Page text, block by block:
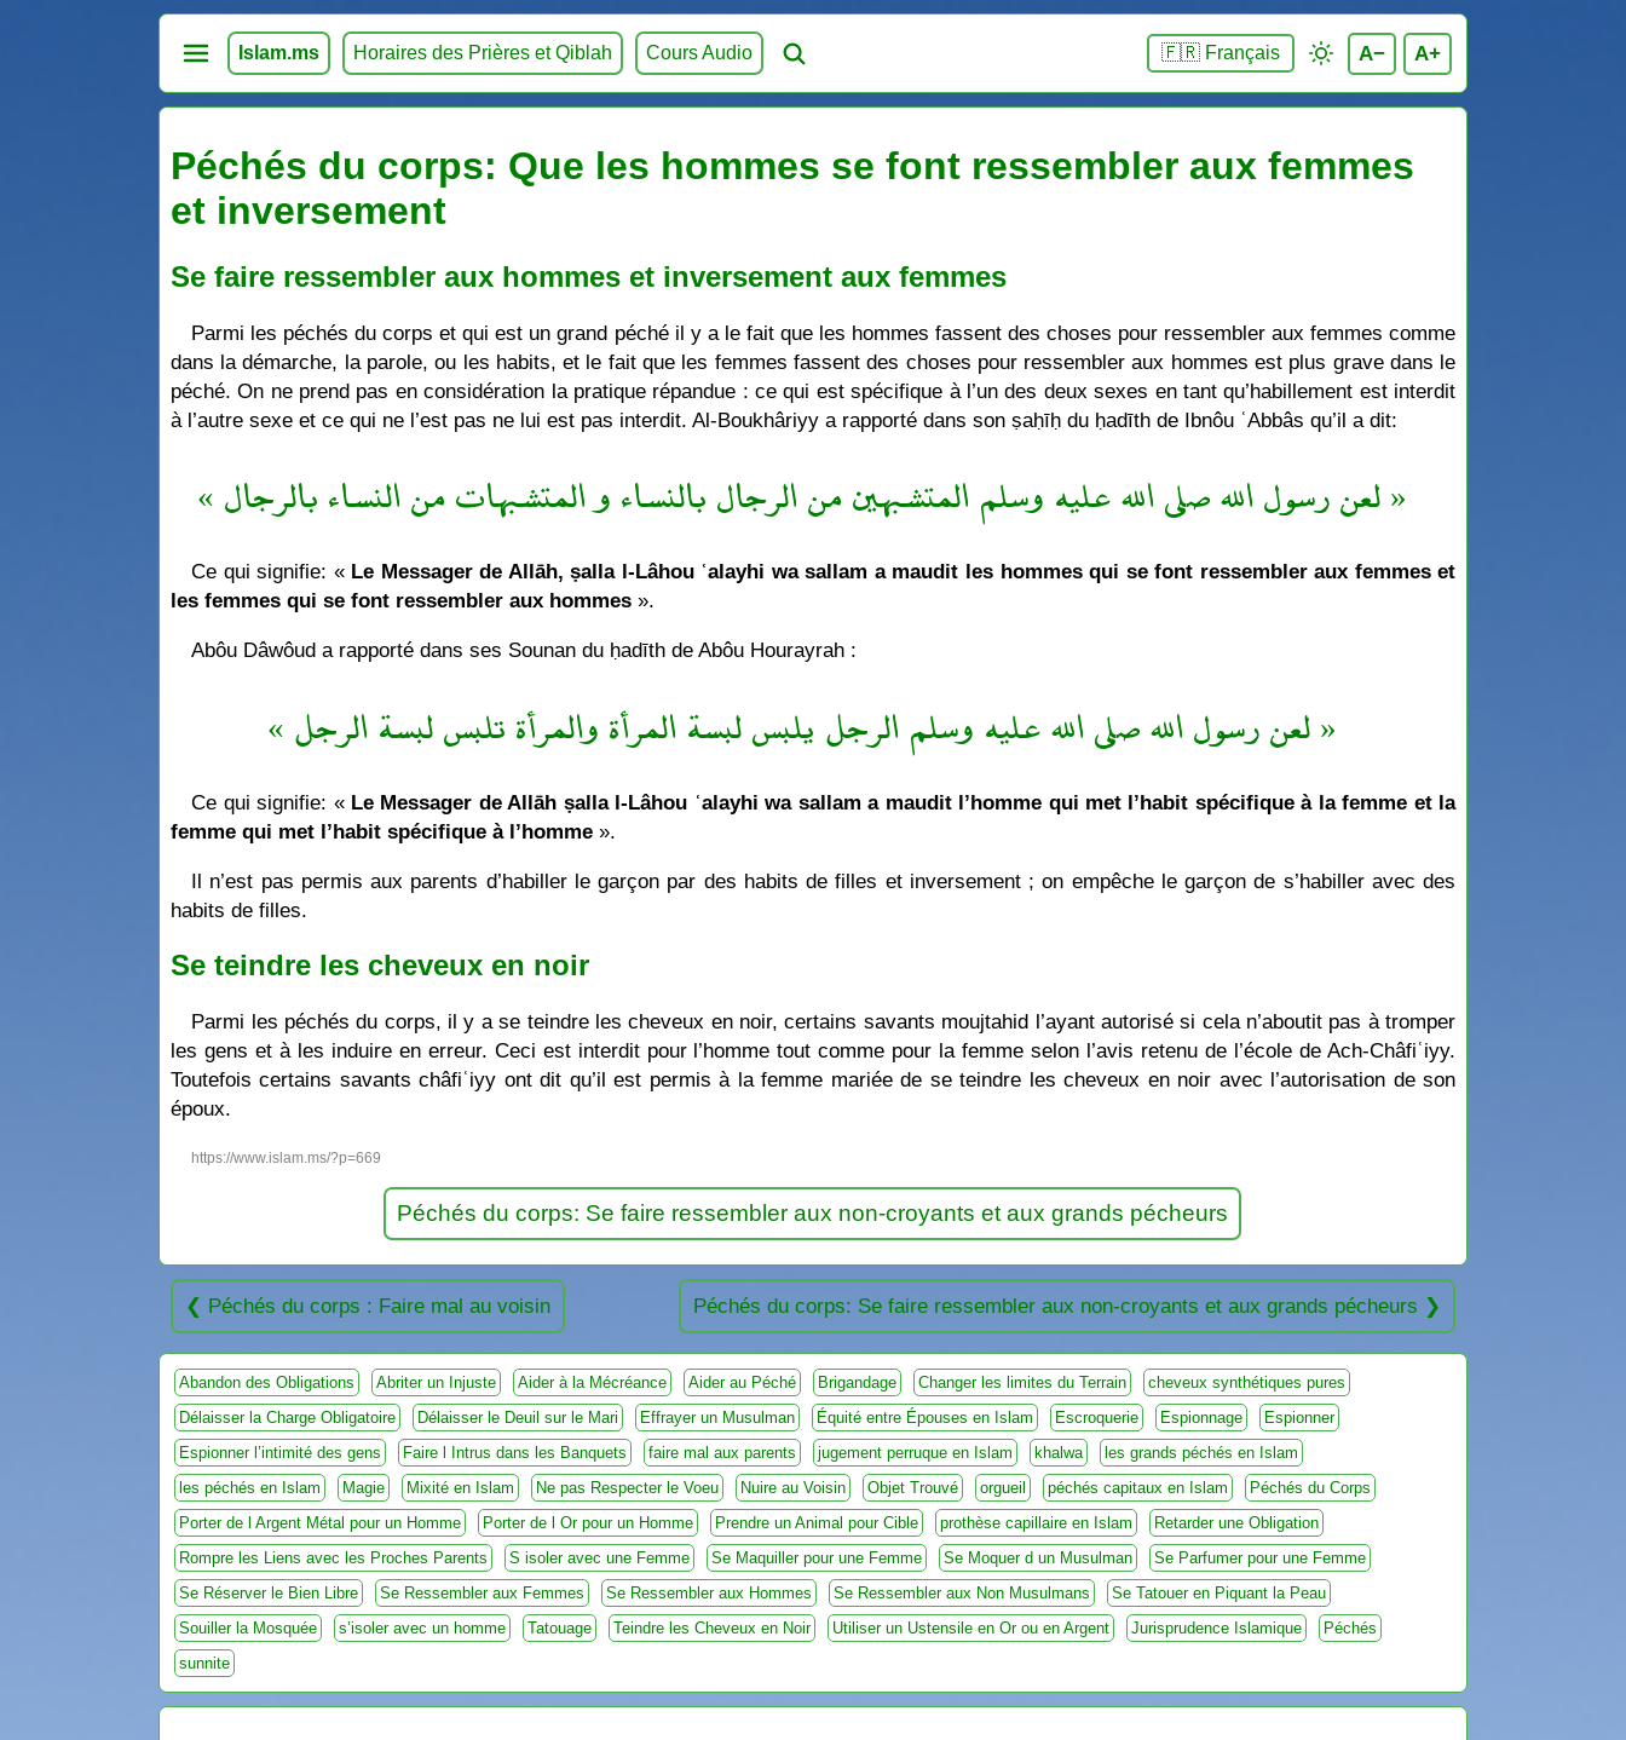
Islam.ms Horaires des Prières et Qiblah Cours Audio 🇫🇷 Français A− A+
Péchés du corps: Que les hommes se font ressembler aux femmes
et inversement
Se faire ressembler aux hommes et inversement aux femmes
Parmi les péchés du corps et qui est un grand péché il y a le fait que les hommes fassent des choses pour ressembler aux femmes comme
dans la démarche, la parole, ou les habits, et le fait que les femmes fassent des choses pour ressembler aux hommes est plus grave dans le
péché. On ne prend pas en considération la pratique répandue : ce qui est spécifique à l’un des deux sexes en tant qu’habillement est interdit
à l’autre sexe et ce qui ne l’est pas ne lui est pas interdit. Al-Boukhâriyy a rapporté dans son ṣaḥīḥ du ḥadīth de Ibnôu ʿAbbâs qu’il a dit:
« لعن رسول الله صلى الله عليه وسلم المتشبهين من الرجال بالنساء و المتشبهات من النساء بالرجال »
Ce qui signifie: « Le Messager de Allāh, ṣalla l-Lâhou ʿalayhi wa sallam a maudit les hommes qui se font ressembler aux femmes et
les femmes qui se font ressembler aux hommes».
Abôu Dâwôud a rapporté dans ses Sounan du ḥadīth de Abôu Hourayrah :
« لعن رسول الله صلى الله عليه وسلم الرجل يلبس لبسة المرأة والمرأة تلبس لبسة الرجل »
Ce qui signifie: « Le Messager de Allāh ṣalla l-Lâhou ʿalayhi wa sallam a maudit l’homme qui met l’habit spécifique à la femme et la
femme qui met l’habit spécifique à l’homme».
Il n’est pas permis aux parents d’habiller le garçon par des habits de filles et inversement ; on empêche le garçon de s’habiller avec des
habits de filles.
Se teindre les cheveux en noir
Parmi les péchés du corps, il y a se teindre les cheveux en noir, certains savants moujtahid l’ayant autorisé si cela n’aboutit pas à tromper
les gens et à les induire en erreur. Ceci est interdit pour l’homme tout comme pour la femme selon l’avis retenu de l’école de Ach-Châfiʿiyy.
Toutefois certains savants châfiʿiyy ont dit qu’il est permis à la femme mariée de se teindre les cheveux en noir avec l’autorisation de son
époux.
https://www.islam.ms/?p=669
Péchés du corps: Se faire ressembler aux non-croyants et aux grands pécheurs
Péchés du corps : Faire mal au voisin Péchés du corps: Se faire ressembler aux non-croyants et aux grands pécheurs
Abandon des Obligations Abriter un Injuste Aider à la Mécréance Aider au Péché Brigandage Changer les limites du Terrain
cheveux synthétiques pures
Délaisser la Charge Obligatoire
Délaisser le Deuil sur le Mari Effrayer un Musulman Équité entre Épouses en Islam Escroquerie Espionnage
Espionner
Espionner l’intimité des gens
Faire l Intrus dans les Banquets faire mal aux parents jugement perruque en Islam khalwa
les grands péchés en Islam
les péchés en Islam
Magie Mixité en Islam Ne pas Respecter le Voeu Nuire au Voisin Objet Trouvé orgueil péchés capitaux en Islam
Péchés du Corps
Porter de l Argent Métal pour un Homme
Porter de l Or pour un Homme Prendre un Animal pour Cible prothèse capillaire en Islam
Retarder une Obligation
Rompre les Liens avec les Proches Parents
S isoler avec une Femme Se Maquiller pour une Femme Se Moquer d un Musulman
Se Parfumer pour une Femme
Se Réserver le Bien Libre
Se Ressembler aux Femmes Se Ressembler aux Hommes Se Ressembler aux Non Musulmans
Se Tatouer en Piquant la Peau
Souiller la Mosquée
s’isoler avec un homme Tatouage Teindre les Cheveux en Noir Utiliser un Ustensile en Or ou en Argent Jurisprudence Islamique
Péchés
sunnite